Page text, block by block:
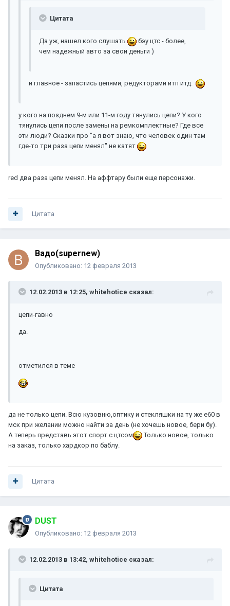
Цитата
Да уж, нашел кого слушать
бэу цтс - более,
чем надежный авто за свои деньги )
и главное - запастись цепями, редукторами итп итд.
у кого на позднем 9-м или 11-м году тянулись цепи? У кого
тянулись цепи после замены на ремкомплектные? Где все
эти люди? Сказки про "а я вот знаю, что человек один там
где-то три раза цепи менял" не катят
red два раза цепи менял. На аффтару были еще персонажи.
Цитата
Вадо(supernew)
Опубликовано: 12 февраля 2013
12.02.2013 в 12:25, whitehotice сказал:
цепи-гавно
да.
отметился в теме
да не только цепи. Всю кузовню,оптику и стекляшки на ту же е60 в
мск при желании можно найти за день (не хочешь новое, бери бу).
А теперь представь этот спорт с цтсом
Только новое, только
на заказ, только хардкор по баблу.
Цитата
DUST
Опубликовано: 12 февраля 2013
12.02.2013 в 13:42, whitehotice сказал:
Цитата